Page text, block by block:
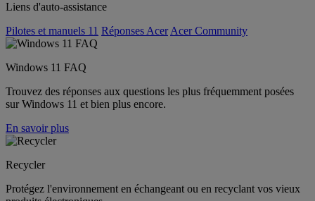
Liens d'auto-assistance
Pilotes et manuels 11 Réponses Acer Acer Community
Windows 11 FAQ
Trouvez des réponses aux questions les plus fréquemment posées
sur Windows 11 et bien plus encore.
En savoir plus
Recycler
Protégez l'environnement en échangeant ou en recyclant vos vieux